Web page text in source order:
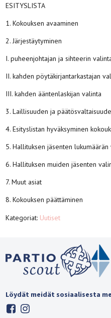
ESITYSLISTA
1. Kokouksen avaaminen
2. Järjestäytyminen
I. puheenjohtajan ja sihteerin
II. kahden pöytäkirjantarkastajan
III. kahden ääntenlaskijan valinta
3. Laillisuuden ja
4. Esityslistan hyväksyminen
5. Hallituksen jäsenten
6. Hallituksen muiden jäsenten
7. Muut asiat
8. Kokouksen päättäminen
Kategoriat: Uutiset
Löydät meidät sosiaalisesta